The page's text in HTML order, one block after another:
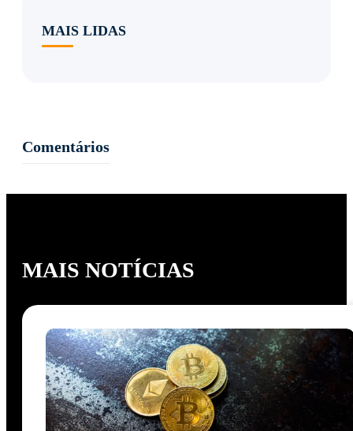
MAIS LIDAS
Comentários
MAIS NOTÍCIAS